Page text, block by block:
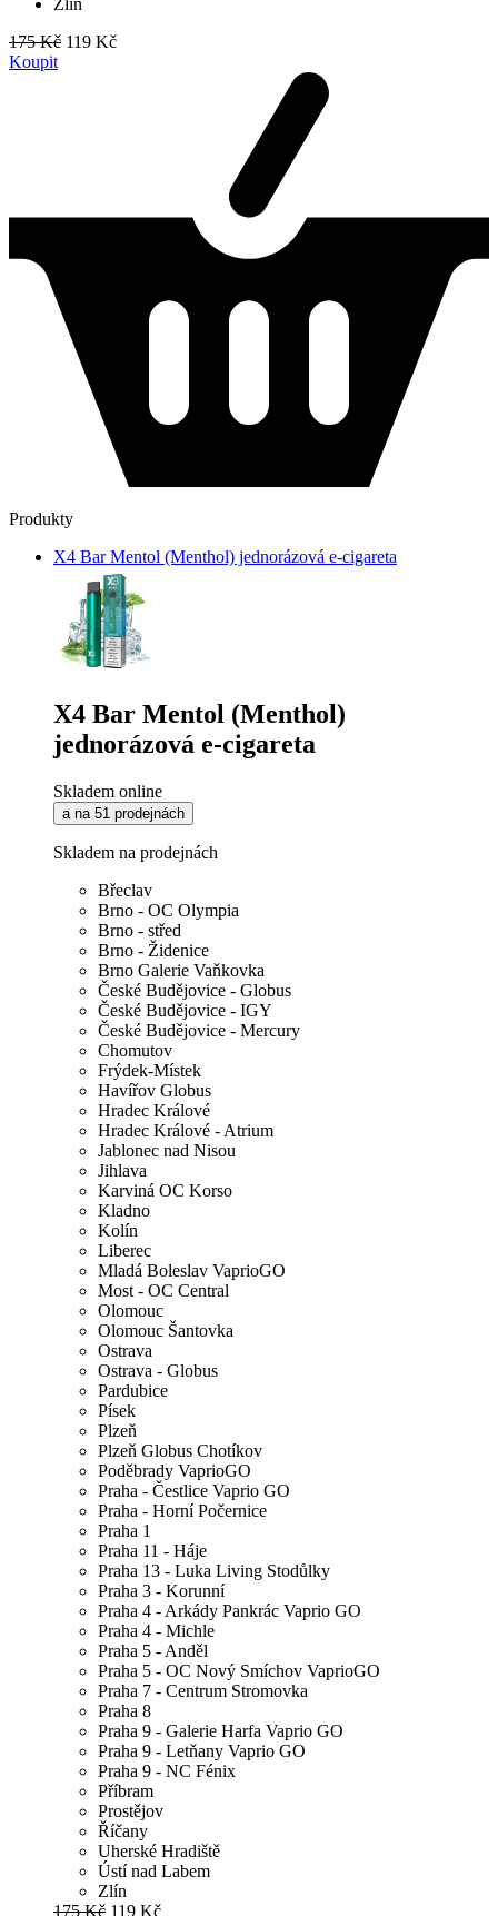
Zlín
175 Kč 119 Kč
Koupit
Produkty
X4 Bar Mentol (Menthol) jednorázová e-cigareta
X4 Bar Mentol (Menthol)
jednorázová e-cigareta
Skladem online
a na 51 prodejnách
Skladem na prodejnách
Břeclav
Brno - OC Olympia
Brno - střed
Brno - Židenice
Brno Galerie Vaňkovka
České Budějovice - Globus
České Budějovice - IGY
České Budějovice - Mercury
Chomutov
Frýdek-Místek
Havířov Globus
Hradec Králové
Hradec Králové - Atrium
Jablonec nad Nisou
Jihlava
Karviná OC Korso
Kladno
Kolín
Liberec
Mladá Boleslav VaprioGO
Most - OC Central
Olomouc
Olomouc Šantovka
Ostrava
Ostrava - Globus
Pardubice
Písek
Plzeň
Plzeň Globus Chotíkov
Poděbrady VaprioGO
Praha - Čestlice Vaprio GO
Praha - Horní Počernice
Praha 1
Praha 11 - Háje
Praha 13 - Luka Living Stodůlky
Praha 3 - Korunní
Praha 4 - Arkády Pankrác Vaprio GO
Praha 4 - Michle
Praha 5 - Anděl
Praha 5 - OC Nový Smíchov VaprioGO
Praha 7 - Centrum Stromovka
Praha 8
Praha 9 - Galerie Harfa Vaprio GO
Praha 9 - Letňany Vaprio GO
Praha 9 - NC Fénix
Příbram
Prostějov
Říčany
Uherské Hradiště
Ústí nad Labem
Zlín
175 Kč 119 Kč